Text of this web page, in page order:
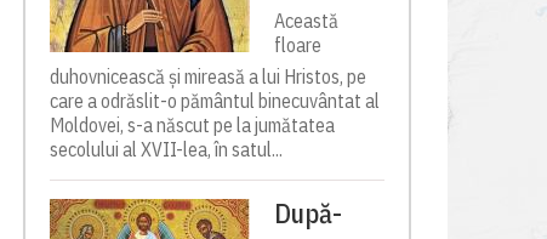
Această
floare
duhovnicească și mireasă a lui Hristos, pe
care a odrăslit-o pământul binecuvântat al
Moldovei, s-a născut pe la jumătatea
secolului al XVII-lea, în satul...
După-